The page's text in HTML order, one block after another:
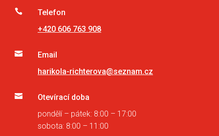

Telefon
+420 606 763 908

Email
harikola-richterova@seznam.cz

Otevírací doba
pondělí – pátek: 8:00 – 17:00
sobota: 8:00 – 11:00